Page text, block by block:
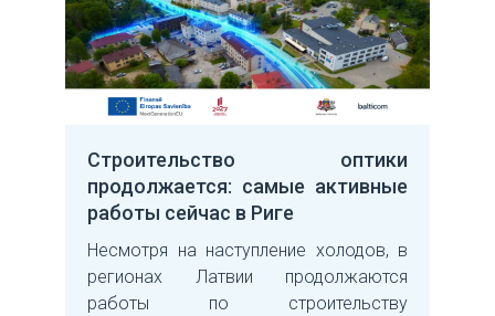
Строительство оптики
продолжается: самые активные
работы сейчас в Риге
Несмотря на наступление холодов, в
регионах Латвии продолжаются
работы по строительству